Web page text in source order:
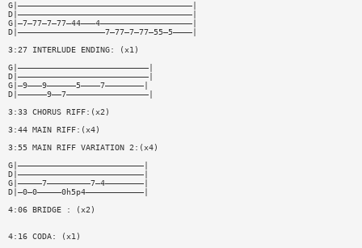
G|————————————————————————————————————|
D|————————————————————————————————————|
G|—7—77—7—77—44———4———————————————————|
D|——————————————————7—77—7—77—55—5————|
3:27 INTERLUDE ENDING: (x1)
G|———————————————————————————|
D|———————————————————————————|
G|—9———9——————5————7————————|
D|——————9——7—————————————————|
3:33 CHORUS RIFF:(x2)
3:44 MAIN RIFF:(x4)
3:55 MAIN RIFF VARIATION 2:(x4)
G|——————————————————————————|
D|——————————————————————————|
G|—————7—————————7—4————————|
D|—0—0—————0h5p4————————————|
4:06 BRIDGE : (x2)
4:16 CODA: (x1)